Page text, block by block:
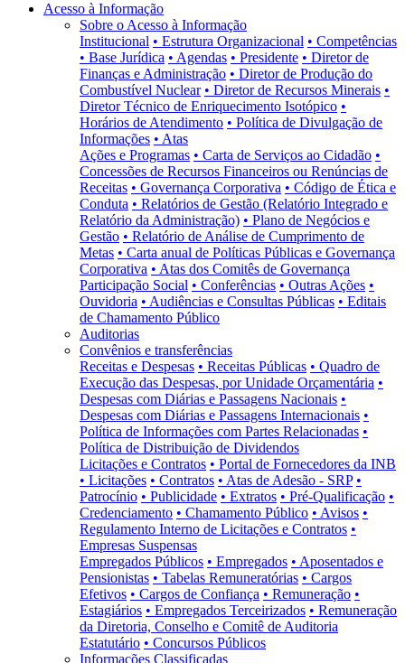
Acesso à Informação
Sobre o Acesso à Informação
Institucional • Estrutura Organizacional • Competências
• Base Jurídica • Agendas • Presidente • Diretor de
Finanças e Administração • Diretor de Produção do
Combustível Nuclear • Diretor de Recursos Minerais •
Diretor Técnico de Enriquecimento Isotópico •
Horários de Atendimento • Política de Divulgação de
Informações • Atas
Ações e Programas • Carta de Serviços ao Cidadão •
Concessões de Recursos Financeiros ou Renúncias de
Receitas • Governança Corporativa • Código de Ética e
Conduta • Relatórios de Gestão (Relatório Integrado e
Relatório da Administração) • Plano de Negócios e
Gestão • Relatório de Análise de Cumprimento de
Metas • Carta anual de Políticas Públicas e Governança
Corporativa • Atas dos Comitês de Governança
Participação Social • Conferências • Outras Ações •
Ouvidoria • Audiências e Consultas Públicas • Editais
de Chamamento Público
Auditorias
Convênios e transferências
Receitas e Despesas • Receitas Públicas • Quadro de
Execução das Despesas, por Unidade Orçamentária •
Despesas com Diárias e Passagens Nacionais •
Despesas com Diárias e Passagens Internacionais •
Política de Informações com Partes Relacionadas •
Política de Distribuição de Dividendos
Licitações e Contratos • Portal de Fornecedores da INB
• Licitações • Contratos • Atas de Adesão - SRP •
Patrocínio • Publicidade • Extratos • Pré-Qualificação •
Credenciamento • Chamamento Público • Avisos •
Regulamento Interno de Licitações e Contratos •
Empresas Suspensas
Empregados Públicos • Empregados • Aposentados e
Pensionistas • Tabelas Remuneratórias • Cargos
Efetivos • Cargos de Confiança • Remuneração •
Estagiários • Empregados Terceirizados • Remuneração
da Diretoria, Conselho e Comitê de Auditoria
Estatutário • Concursos Públicos
Informações Classificadas